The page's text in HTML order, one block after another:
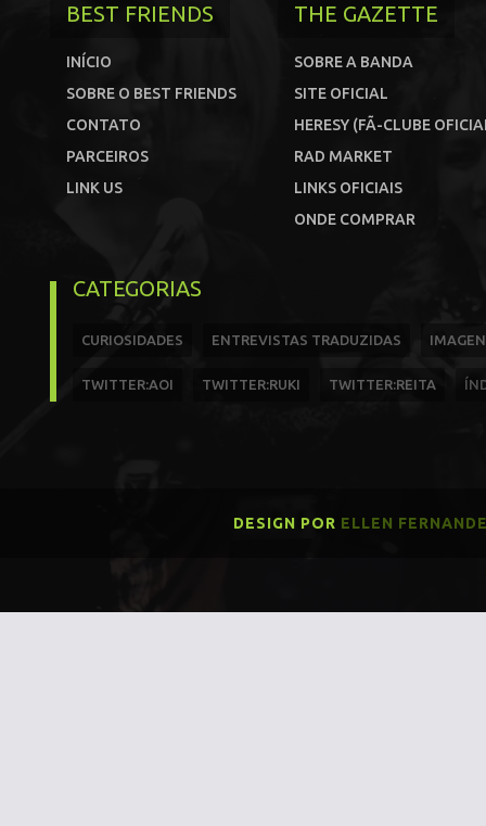
BEST FRIENDS
INÍCIO
SOBRE O BEST FRIENDS
CONTATO
PARCEIROS
LINK US
THE GAZETTE
SOBRE A BANDA
SITE OFICIAL
HERESY (FÃ-CLUBE
RAD MARKET
LINKS OFICIAIS
ONDE COMPRAR
CATEGORIAS
CURIOSIDADES ENTREVISTAS TRADUZIDAS
TWITTER:AOI TWITTER:RUKI TWITTER:REITA
DESIGN POR ELLEN